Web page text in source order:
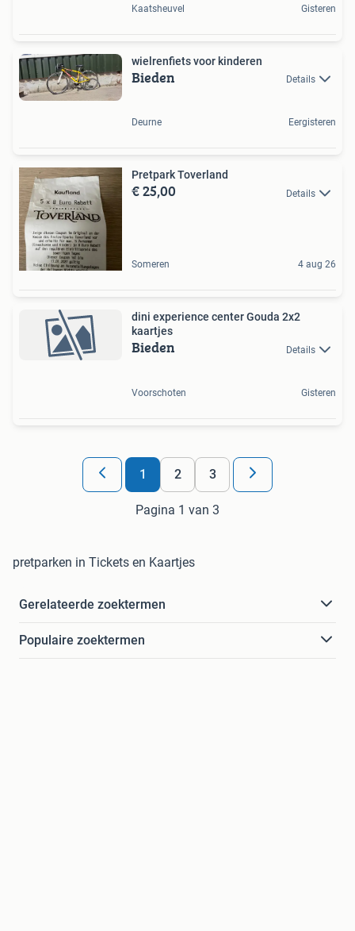
Kaatsheuvel Gisteren
wielrenfiets voor kinderen
Bieden Details
Deurne Eergisteren
Pretpark Toverland
€ 25,00 Details
Someren 4 aug 26
dini experience center Gouda 2x2
kaartjes
Bieden Details
Voorschoten Gisteren
1 2 3
Pagina 1 van 3
pretparken in Tickets en Kaartjes
Gerelateerde zoektermen
Populaire zoektermen